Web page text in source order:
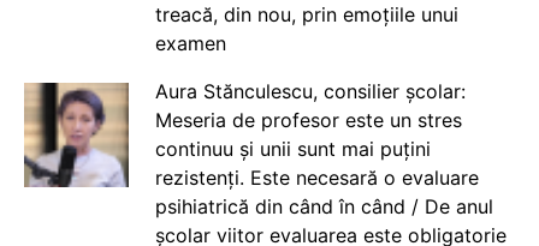
treacă, din nou, prin emoțiile unui
examen
Aura Stănculescu, consilier școlar:
Meseria de profesor este un stres
continuu și unii sunt mai puțini
rezistenți. Este necesară o evaluare
psihiatrică din când în când / De anul
școlar viitor evaluarea este obligatorie